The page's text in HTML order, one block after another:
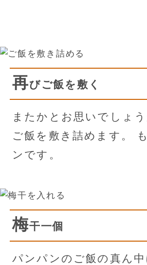
再びご飯を敷く
またかとお思いでしょ
ご飯を敷き詰めます。
ンです。
梅干一個
パンパンのご飯の真ん中